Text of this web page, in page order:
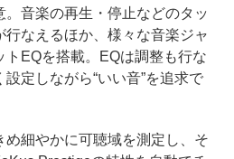
音楽の再生・停止などのタッ
なえるほか、様々な音楽ジャ
トEQを搭載。EQは調整も行な
定しながら“いい音”を追求で
細やかに可聴域を測定し、そ